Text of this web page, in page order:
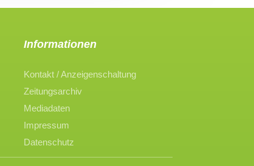
Informationen
Kontakt / Anzeigenschaltung
Zeitungsarchiv
Mediadaten
Impressum
Datenschutz